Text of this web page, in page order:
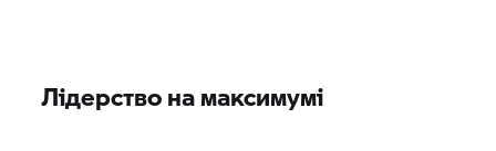
Лідерство на максимумі